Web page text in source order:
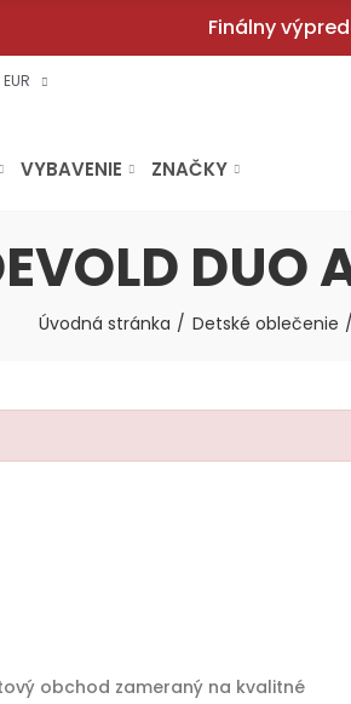
Finálny
VYBAVENIE ZNAČKY
DUO
Úvodná stránka Detské oblečenie
obchod zameraný na kvalitné